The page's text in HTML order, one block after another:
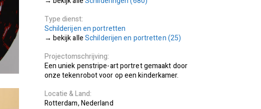
Type dienst
Schilderijen en portretten
Schilderijen en portretten (25)
Projectomschrijving
Een uniek penstripe-art portret gemaakt door
onze tekenrobot voor op een kinderkamer.
Locatie
Land
Rotterdam Nederland